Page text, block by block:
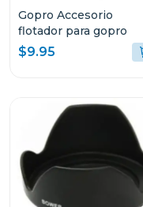
Gopro Accesorio
flotador para gopro
$9.95